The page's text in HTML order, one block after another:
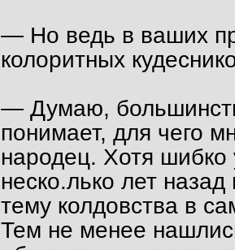
— Но ведь в ваших
колоритных
— Думаю,
понимает, для чего
народец. Хотя
неско.лько лет
тему колдовства в
Тем не менее